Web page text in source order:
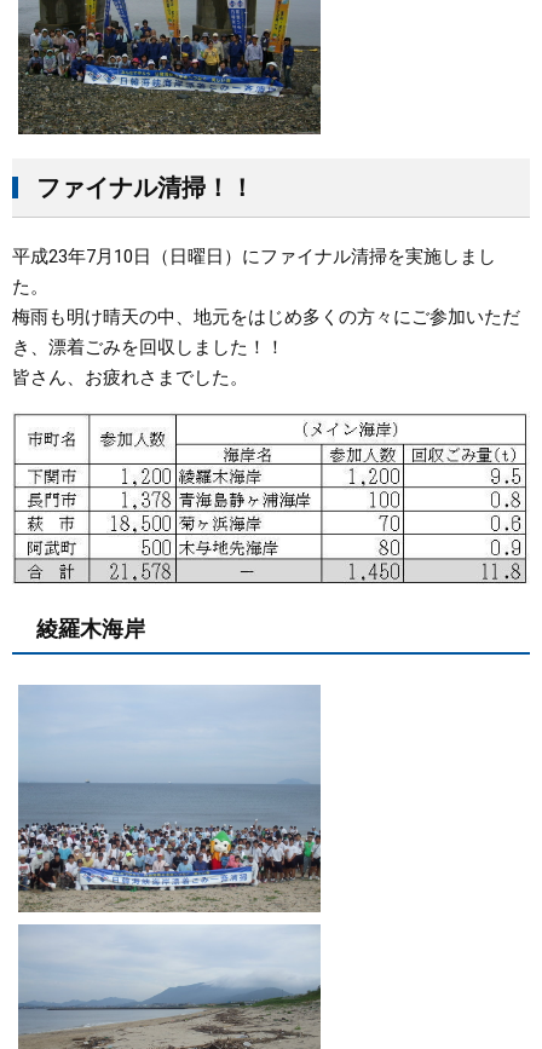
ファイナル清掃！！
平成23年7月10日（日曜日）にファイナル清掃を実施しまし
た。
梅雨も明け晴天の中、地元をはじめ多くの方々にご参加いただ
き、漂着ごみを回収しました！！
皆さん、お疲れさまでした。
綾羅木海岸